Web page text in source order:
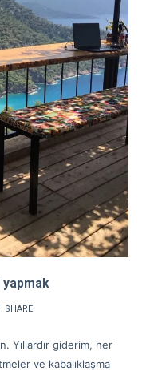
yapmak
SHARE
Yıllardır giderim, her
ve kabalıklaşma